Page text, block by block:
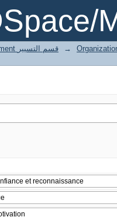
3 Gestion département قسم التسيير
→